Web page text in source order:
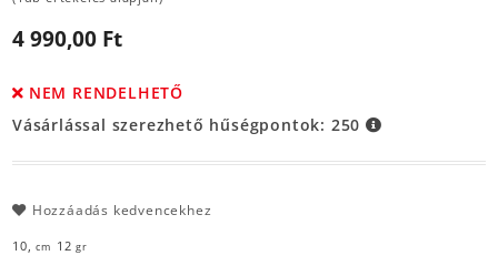
4 990,00 Ft
NEM RENDELHETŐ
Vásárlással szerezhető hűségpontok: 250
Hozzáadás kedvencekhez
10,cm 12gr